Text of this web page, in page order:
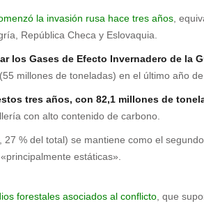
la invasión rusa hace tres años ,
República Checa y Eslovaquia.
los Gases de Efecto Invernadero de la
millones de toneladas) en el último año de
tres años, con 82,1 millones de
con alto contenido de carbono.
% del total) se mantiene como el
estáticas».
forestales asociados al conflicto , que